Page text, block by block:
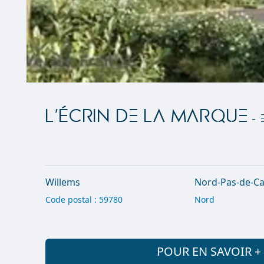
L'ÉCRIN DE LA MARQUE -
Willems
Code postal : 59780
Nord-Pas-de-
Nord
POUR EN SAVOIR